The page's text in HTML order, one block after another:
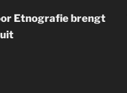
Etnografie brengt